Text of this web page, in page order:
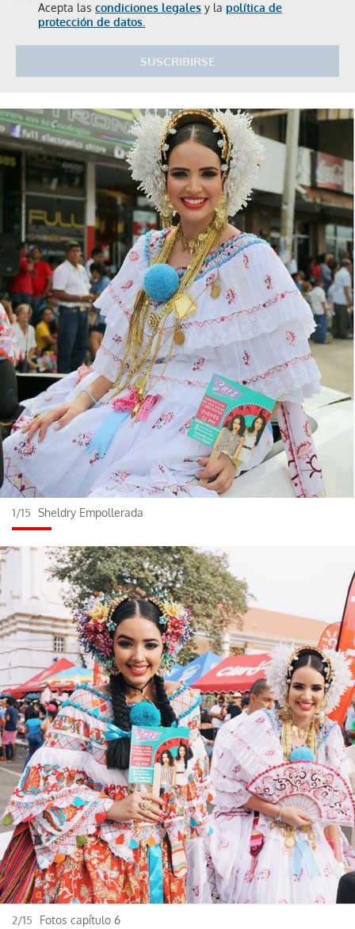
Acepta las condiciones legales y la política de
protección de datos.
SUSCRIBIRSE
1/15 Sheldry Empollerada
2/15 Fotos capítulo 6